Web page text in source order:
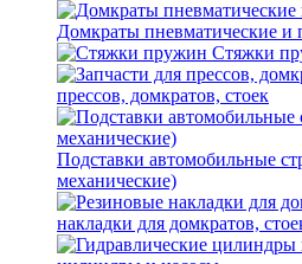
Домкраты пневматические и
Стяжки
прессов, домкратов, стоек
Подставки автомобильные
механические)
накладки для домкратов,